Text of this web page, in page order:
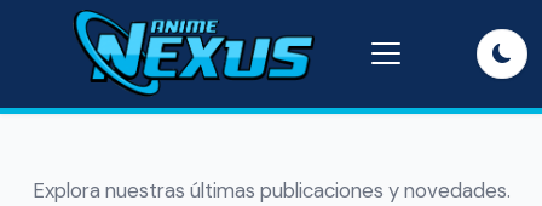
Explora nuestras últimas publicaciones y novedades.